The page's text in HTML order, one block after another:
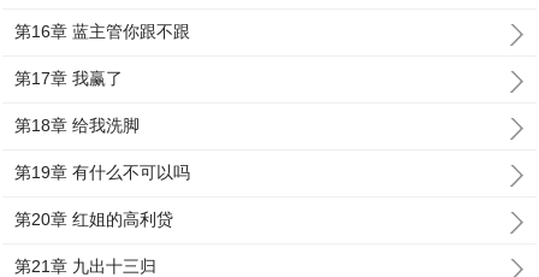
第16章 蓝主管你跟不跟
第17章 我赢了
第18章 给我洗脚
第19章 有什么不可以吗
第20章 红姐的高利贷
第21章 九出十三归